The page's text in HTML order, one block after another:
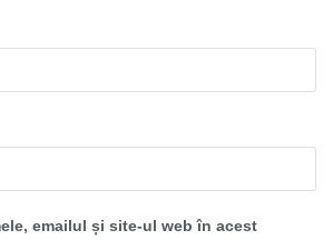
emailul și site-ul web în acest